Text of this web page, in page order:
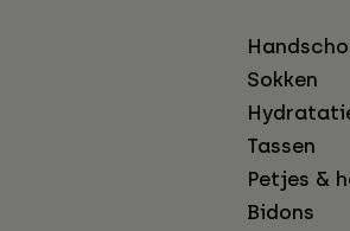
Sokken
Tassen
Petjes &
Bidons